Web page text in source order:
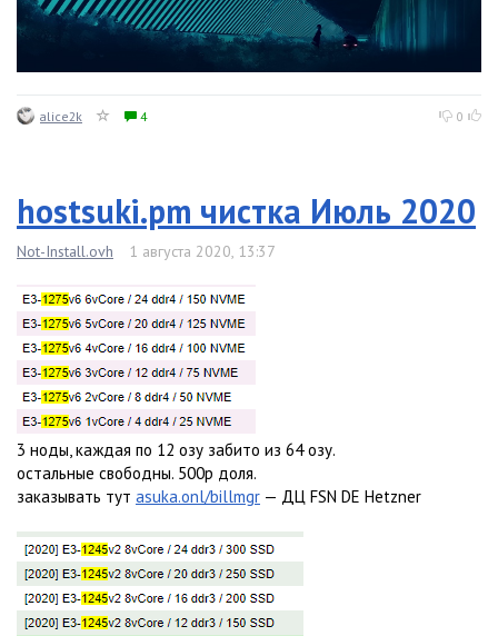
alice2k 4 0
hostsuki.pm чистка Июль 2020
Not-Install.ovh 1 августа 2020, 13:37
3 ноды, каждая по 12 озу забито из 64 озу.
остальные свободны. 500р доля.
заказывать тут asuka.onl/billmgr — ДЦ FSN DE Hetzner